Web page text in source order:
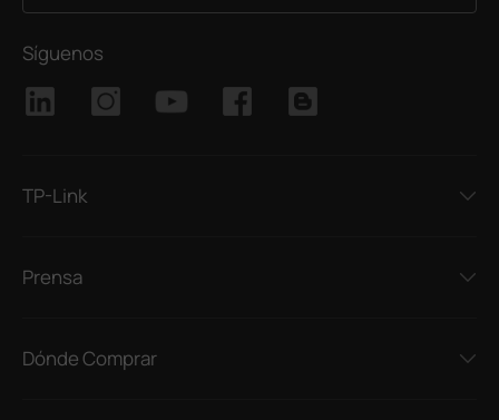
Síguenos
TP-Link
Prensa
Dónde Comprar